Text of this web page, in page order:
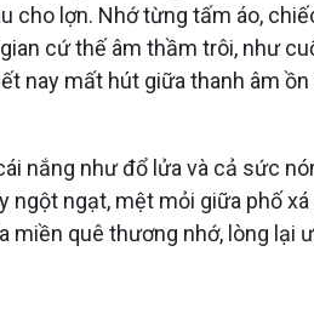
cho lợn. Nhớ từng tấm áo,
cứ thế âm thầm trôi, như
nay mất hút giữa thanh âm
nắng như đổ lửa và cả sức
ngạt, mệt mỏi giữa phố
quê thương nhớ, lòng